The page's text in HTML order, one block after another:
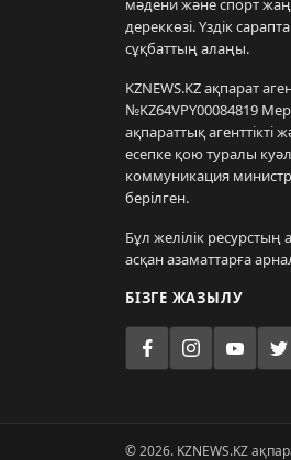
мәдени және спорт
дереккөзі. Үздік
сұқбаттың алаңы.
KZNEWS.KZ ақпарат
№KZ64VPY00084819
ақпараттық
есепке қою туралы
коммуникация
берілген.
Бұл желілік ресурстың
асқан азаматтарға
БІЗГЕ ЖАЗЫЛУ
© 2026. KZNEWS.KZ